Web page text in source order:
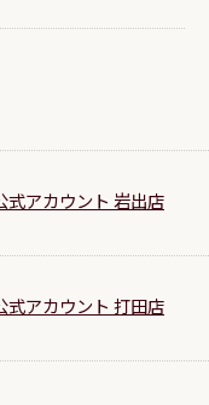
式アカウント 岩出店
式アカウント 打田店